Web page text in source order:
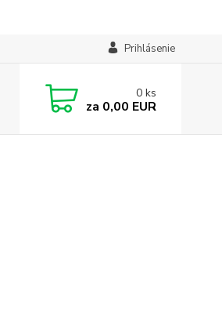
Prihlásenie
0 ks
za 0,00 EUR